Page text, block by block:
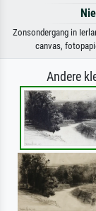
Zonsondergang in
canvas,
Andere